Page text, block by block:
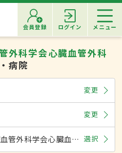
会員登録 ログイン メニュー
外科学会心臓血管外科
病院
変更
変更
日本心臓血管外科学会心臓血管外科専門医 選択